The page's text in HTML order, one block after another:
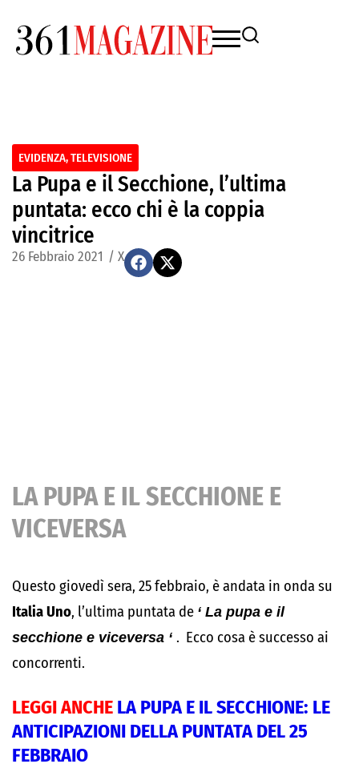
EVIDENZA,TELEVISIONE
La Pupa e il Secchione, l’ultima
puntata: ecco chi è la coppia
vincitrice
26 Febbraio 2021 / X
LA PUPA E IL SECCHIONE E
VICEVERSA
Questo giovedì sera, 25 febbraio, è andata in onda su
Italia Uno, l’ultima puntata de ‘ La pupa e il
secchione e viceversa ‘ . Ecco cosa è successo ai
concorrenti.
LEGGI ANCHE LA PUPA E IL SECCHIONE: LE
ANTICIPAZIONI DELLA PUNTATA DEL 25
FEBBRAIO